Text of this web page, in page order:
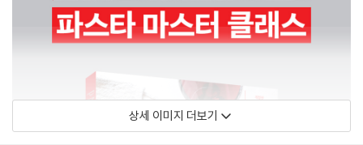
상세 이미지 더보기